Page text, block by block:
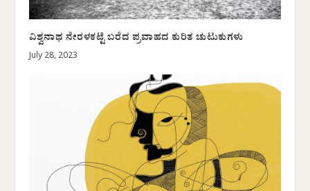
ವಿಶ್ವನಾಥ ನೇರಳಕಟ್ಟೆ ಬರೆದ ಪ್ರವಾಹದ ಕುರಿತ ಚುಟುಕುಗಳು
July 28, 2023